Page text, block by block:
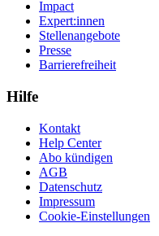
Impact
Expert:innen
Stellenangebote
Presse
Barrierefreiheit
Hilfe
Kontakt
Help Center
Abo kündigen
AGB
Datenschutz
Impressum
Cookie-Einstellungen